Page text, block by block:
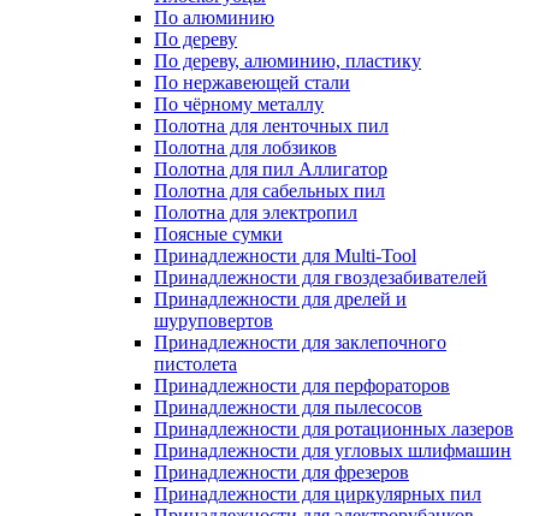
По алюминию
По дереву
По дереву, алюминию, пластику
По нержавеющей стали
По чёрному металлу
Полотна для ленточных пил
Полотна для лобзиков
Полотна для пил Аллигатор
Полотна для сабельных пил
Полотна для электропил
Поясные сумки
Принадлежности для Multi-Tool
Принадлежности для гвоздезабивателей
Принадлежности для дрелей и
шуруповертов
Принадлежности для заклепочного
пистолета
Принадлежности для перфораторов
Принадлежности для пылесосов
Принадлежности для ротационных лазеров
Принадлежности для угловых шлифмашин
Принадлежности для фрезеров
Принадлежности для циркулярных пил